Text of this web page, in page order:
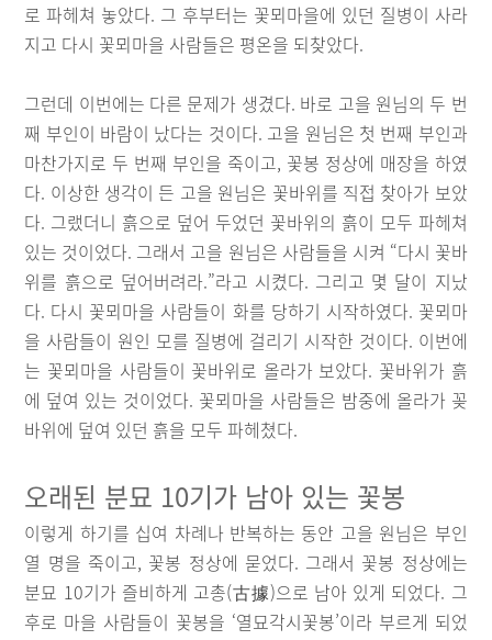
로 파헤쳐 놓았다. 그 후부터는 꽃뫼마을에 있던 질병이 사라
지고 다시 꽃뫼마을 사람들은 평온을 되찾았다.
그런데 이번에는 다른 문제가 생겼다. 바로 고을 원님의 두 번
째 부인이 바람이 났다는 것이다. 고을 원님은 첫 번째 부인과
마찬가지로 두 번째 부인을 죽이고, 꽃봉 정상에 매장을 하였
다. 이상한 생각이 든 고을 원님은 꽃바위를 직접 찾아가 보았
다. 그랬더니 흙으로 덮어 두었던 꽃바위의 흙이 모두 파헤쳐
있는 것이었다. 그래서 고을 원님은 사람들을 시켜 “다시 꽃바
위를 흙으로 덮어버려라.”라고 시켰다. 그리고 몇 달이 지났
다. 다시 꽃뫼마을 사람들이 화를 당하기 시작하였다. 꽃뫼마
을 사람들이 원인 모를 질병에 걸리기 시작한 것이다. 이번에
는 꽃뫼마을 사람들이 꽃바위로 올라가 보았다. 꽃바위가 흙
에 덮여 있는 것이었다. 꽃뫼마을 사람들은 밤중에 올라가 꽂
바위에 덮여 있던 흙을 모두 파헤쳤다.
오래된 분묘 10기가 남아 있는 꽃봉
이렇게 하기를 십여 차례나 반복하는 동안 고을 원님은 부인
열 명을 죽이고, 꽃봉 정상에 묻었다. 그래서 꽃봉 정상에는
분묘 10기가 즐비하게 고총(古據)으로 남아 있게 되었다. 그
후로 마을 사람들이 꽃봉을 ‘열묘각시꽃봉’이라 부르게 되었